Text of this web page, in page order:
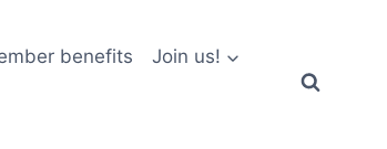
benefits Join us!